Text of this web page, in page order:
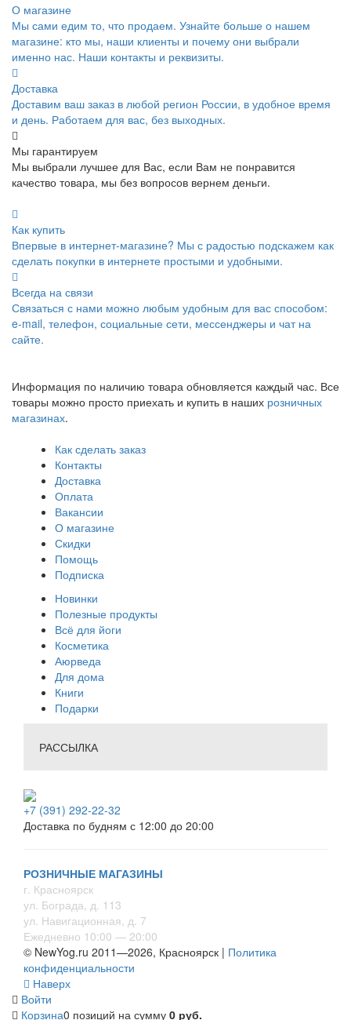
О магазине
Мы сами едим то, что продаем. Узнайте больше о нашем
магазине: кто мы, наши клиенты и почему они выбрали
именно нас. Наши контакты и реквизиты.
Доставка
Доставим ваш заказ в любой регион России, в удобное время
и день. Работаем для вас, без выходных.
Мы гарантируем
Мы выбрали лучшее для Вас, если Вам не понравится
качество товара, мы без вопросов вернем деньги.
Как купить
Впервые в интернет-магазине? Мы с радостью подскажем как
сделать покупки в интернете простыми и удобными.
Всегда на связи
Связаться с нами можно любым удобным для вас способом:
e-mail, телефон, социальные сети, мессенджеры и чат на
сайте.
Информация по наличию товара обновляется каждый час. Все
товары можно просто приехать и купить в наших розничных
магазинах.
Как сделать заказ
Контакты
Доставка
Оплата
Вакансии
О магазине
Скидки
Помощь
Подписка
Новинки
Полезные продукты
Всё для йоги
Косметика
Аюрведа
Для дома
Книги
Подарки
РАССЫЛКА
+7 (391) 292-22-32
Доставка по будням с 12:00 до 20:00
РОЗНИЧНЫЕ МАГАЗИНЫ
г. Красноярск
ул. Бограда, д. 113
ул. Навигационная, д. 7
Ежедневно 10:00 — 20:00
© NewYog.ru 2011—2026, Красноярск | Политика
конфиденциальности
Наверх
Войти
Корзина0 позиций на сумму 0 руб.